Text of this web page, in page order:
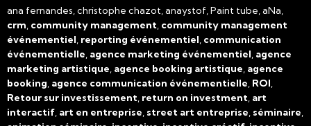
ana fernandes, christophe chazot, anaystof, Paint tube, aNa,
crm, community management, community management
événementiel, reporting événementiel, communication
événementielle, agence marketing événementiel, agence
marketing artistique, agence booking artistique, agence
booking, agence communication événementielle, ROI,
Retour sur investissement, return on investment, art
interactif, art en entreprise, street art entreprise, séminaire,